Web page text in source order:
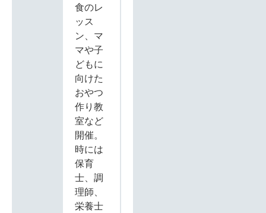
食のレ
ッス
ン、マ
マや子
どもに
向けた
おやつ
作り教
室など
開催。
時には
保育
士、調
理師、
栄養士